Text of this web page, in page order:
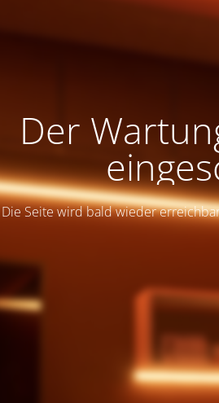
Der
Die Seite wird bald wieder